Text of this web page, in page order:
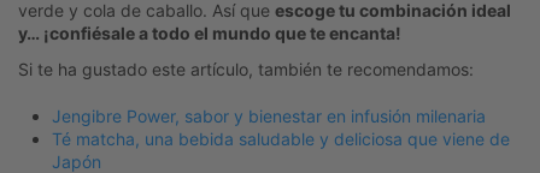
verde y cola de caballo. Así que escoge tu combinación ideal
y… ¡confiésale a todo el mundo que te encanta!
Si te ha gustado este artículo, también te recomendamos:
Jengibre Power, sabor y bienestar en infusión milenaria
Té matcha, una bebida saludable y deliciosa que viene de
Japón